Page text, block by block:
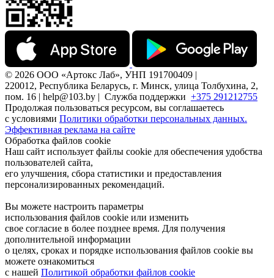
© 2026 ООО «Артокс Лаб», УНП 191700409 |
220012, Республика Беларусь, г. Минск, улица Толбухина, 2,
пом. 16 | help@103.by | Служба поддержки +375 291212755
Продолжая пользоваться ресурсом, вы соглашаетесь
с условиями Политики обработки персональных данных.
Эффективная реклама на сайте
Обработка файлов cookie
Наш сайт использует файлы cookie для обеспечения удобства
пользователей сайта,
его улучшения, сбора статистики и предоставления
персонализированных рекомендаций.
Вы можете настроить параметры
использования файлов cookie или изменить
свое согласие в более позднее время. Для получения
дополнительной информации
о целях, сроках и порядке использования файлов cookie вы
можете ознакомиться
с нашей Политикой обработки файлов cookie